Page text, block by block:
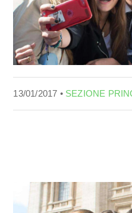
13/01/2017 • SEZIONE